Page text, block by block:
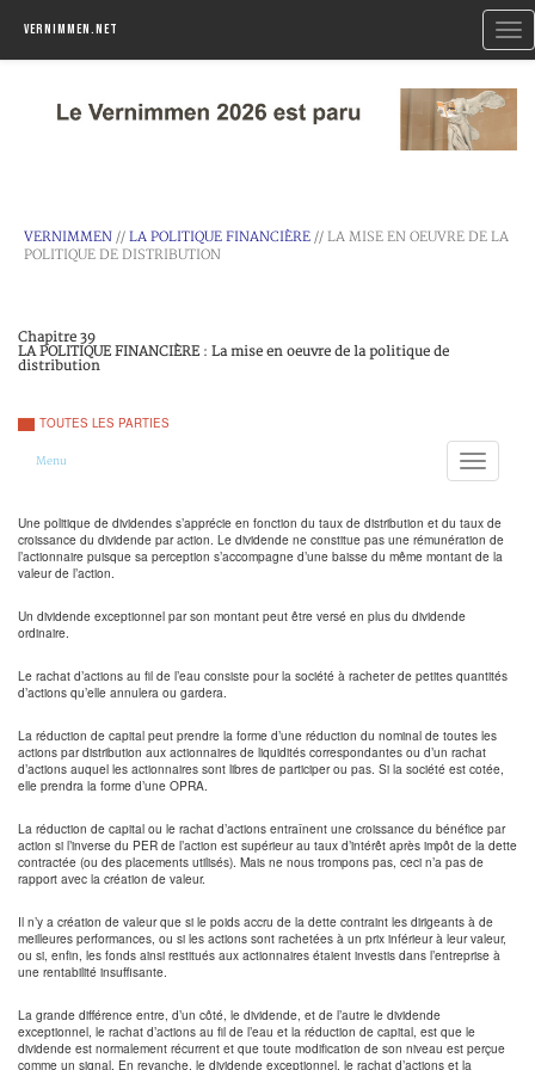
Vernimmen.net
VERNIMMEN // LA POLITIQUE FINANCIÈRE // LA MISE EN OEUVRE DE LA
POLITIQUE DE DISTRIBUTION
Chapitre 39
LA POLITIQUE FINANCIÈRE : La mise en oeuvre de la politique de
distribution
TOUTES LES PARTIES
Toggle
navigation
Menu
Une politique de dividendes s’apprécie en fonction du taux de distribution et du taux de
croissance du dividende par action. Le dividende ne constitue pas une rémunération de
l’actionnaire puisque sa perception s’accompagne d’une baisse du même montant de la
valeur de l’action.
Un dividende exceptionnel par son montant peut être versé en plus du dividende
ordinaire.
Le rachat d’actions au fil de l’eau consiste pour la société à racheter de petites quantités
d’actions qu’elle annulera ou gardera.
La réduction de capital peut prendre la forme d’une réduction du nominal de toutes les
actions par distribution aux actionnaires de liquidités correspondantes ou d’un rachat
d’actions auquel les actionnaires sont libres de participer ou pas. Si la société est cotée,
elle prendra la forme d’une OPRA.
La réduction de capital ou le rachat d’actions entraînent une croissance du bénéfice par
action si l’inverse du PER de l’action est supérieur au taux d’intérêt après impôt de la dette
contractée (ou des placements utilisés). Mais ne nous trompons pas, ceci n’a pas de
rapport avec la création de valeur.
Il n’y a création de valeur que si le poids accru de la dette contraint les dirigeants à de
meilleures performances, ou si les actions sont rachetées à un prix inférieur à leur valeur,
ou si, enfin, les fonds ainsi restitués aux actionnaires étaient investis dans l’entreprise à
une rentabilité insuffisante.
La grande différence entre, d’un côté, le dividende, et de l’autre le dividende
exceptionnel, le rachat d’actions au fil de l’eau et la réduction de capital, est que le
dividende est normalement récurrent et que toute modification de son niveau est perçue
comme un signal. En revanche, le dividende exceptionnel, le rachat d’actions et la